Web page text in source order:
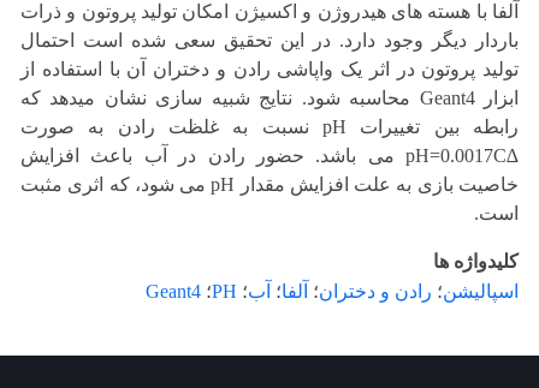
آلفا با هسته های هیدروژن و اکسیژن امکان تولید پروتون و ذرات
باردار دیگر وجود دارد. در این تحقیق سعی شده است احتمال
تولید پروتون در اثر یک واپاشی رادن و دختران آن با استفاده از
ابزار Geant4 محاسبه شود. نتایج شبیه سازی نشان میدهد که
رابطه بین تغییرات pH نسبت به غلظت رادن به صورت
∆pH=0.0017C می باشد. حضور رادن در آب باعث افزایش
خاصیت بازی به علت افزایش مقدار pH می شود، که اثری مثبت
است.
کلیدواژه ها
اسپالیشن؛ رادن و دختران؛ آلفا؛ آب؛ PH؛ Geant4